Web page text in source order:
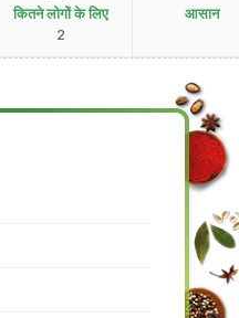
कितने लोगों के लिए
2
आसान